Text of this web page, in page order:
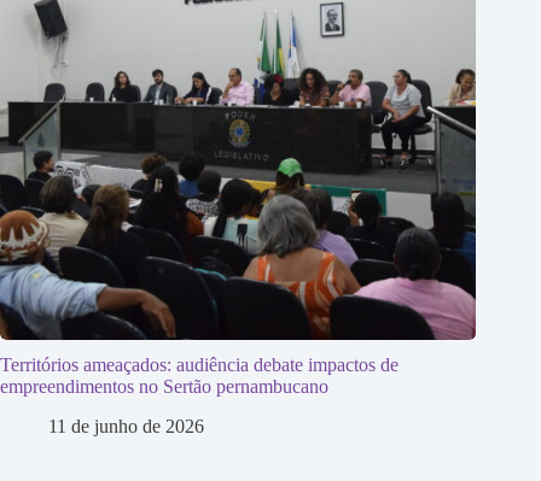
Territórios ameaçados: audiência debate impactos de
empreendimentos no Sertão pernambucano
11 de junho de 2026